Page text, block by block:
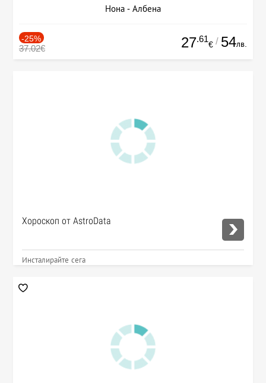
Нона - Албена
-25%
37.02€ 27.61
€ / 54лв.
Хороскоп от AstroData
Инсталирайте сега